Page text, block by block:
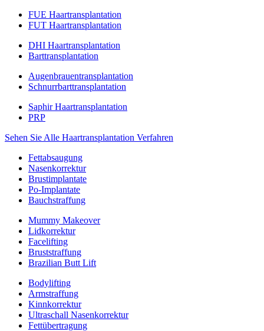
FUE Haartransplantation
FUT Haartransplantation
DHI Haartransplantation
Barttransplantation
Augenbrauentransplantation
Schnurrbarttransplantation
Saphir Haartransplantation
PRP
Sehen Sie Alle Haartransplantation Verfahren
Fettabsaugung
Nasenkorrektur
Brustimplantate
Po-Implantate
Bauchstraffung
Mummy Makeover
Lidkorrektur
Facelifting
Bruststraffung
Brazilian Butt Lift
Bodylifting
Armstraffung
Kinnkorrektur
Ultraschall Nasenkorrektur
Fettübertragung